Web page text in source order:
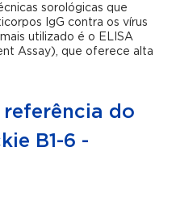
sorológicas que
IgG contra os vírus
utilizado é o ELISA
Assay), que oferece alta
do
B1-6 -